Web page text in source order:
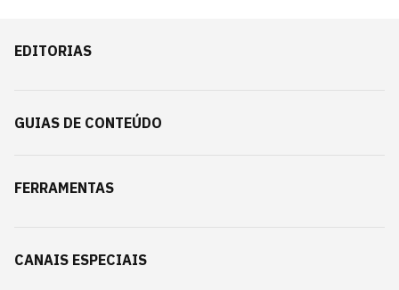
EDITORIAS
GUIAS DE CONTEÚDO
FERRAMENTAS
CANAIS ESPECIAIS